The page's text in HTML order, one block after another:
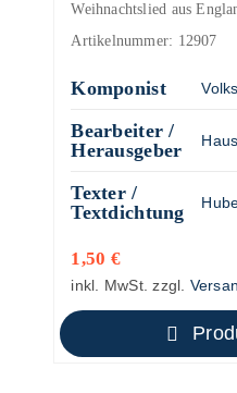
Weihnachtslied aus
Artikelnummer: 12907
Komponist
Bearbeiter /
Herausgeber
Texter /
Textdichtung
1,50 €
inkl. MwSt. zzgl.